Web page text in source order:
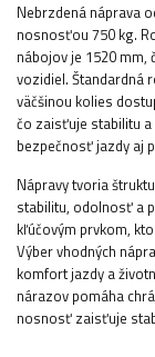
Nebrzdená náprava
nosnosťou 750 kg.
nábojov je 1520 mm,
vozidiel. Štandardná
väčšinou kolies
čo zaisťuje stabilitu a
bezpečnosť jazdy aj
Nápravy tvoria
stabilitu, odolnosť a
kľúčovým prvkom,
Výber vhodných
komfort jazdy a
nárazov pomáha
nosnosť zaisťuje